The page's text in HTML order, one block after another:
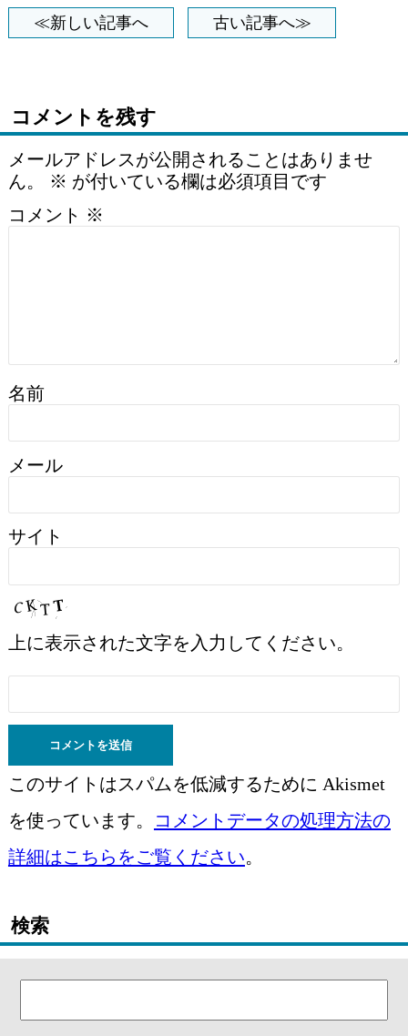
≪新しい記事へ 古い記事へ≫
コメントを残す
メールアドレスが公開されることはありませ
ん。
※ が付いている欄は必須項目です
コメント ※
名前
メール
サイト
上に表示された文字を入力してください。
このサイトはスパムを低減するために Akismet
を使っています。
コメントデータの処理方法の
詳細はこちらをご覧ください。
検索